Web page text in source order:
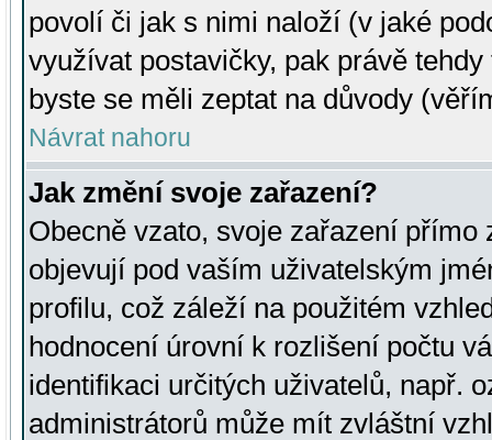
povolí či jak s nimi naloží (v jaké
využívat postavičky, pak právě
byste se měli zeptat na důvody
Návrat nahoru
Jak změní svoje zařazení?
Obecně vzato, svoje zařazení přímo
objevují pod vaším uživatelským
profilu, což záleží na použitém
hodnocení úrovní k rozlišení počtu
identifikaci určitých uživatelů, např.
administrátorů může mít zvláštní